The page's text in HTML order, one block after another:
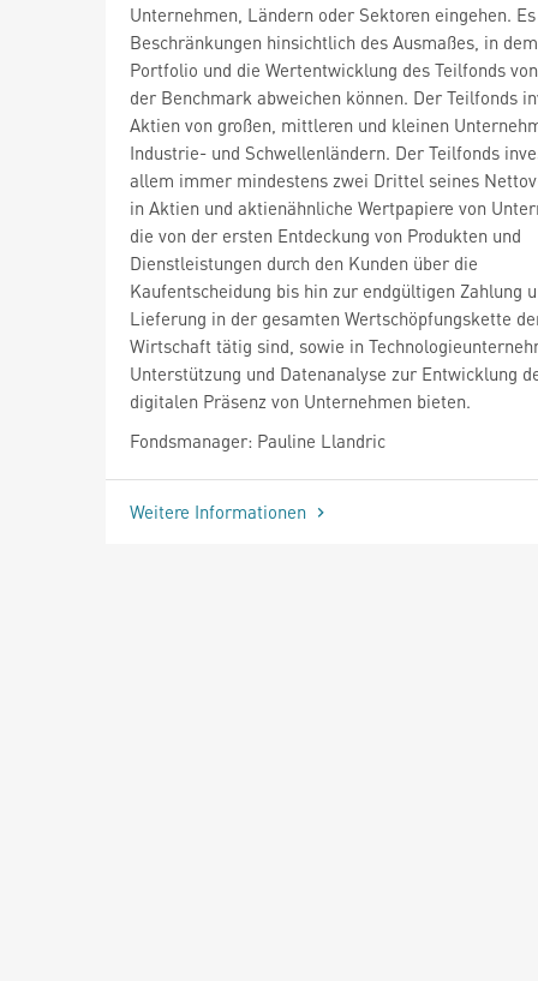
Unternehmen, Ländern oder Sektoren eingehen.
Beschränkungen hinsichtlich des Ausmaßes, in
Portfolio und die Wertentwicklung des Teilfonds
der Benchmark abweichen können. Der Teilfonds
Aktien von großen, mittleren und kleinen
Industrie- und Schwellenländern. Der Teilfonds
allem immer mindestens zwei Drittel seines
in Aktien und aktienähnliche Wertpapiere von
die von der ersten Entdeckung von Produkten und
Dienstleistungen durch den Kunden über die
Kaufentscheidung bis hin zur endgültigen Zahlung
Lieferung in der gesamten Wertschöpfungskette
Wirtschaft tätig sind, sowie in
Unterstützung und Datenanalyse zur Entwicklung
digitalen Präsenz von Unternehmen bieten.
Fondsmanager: Pauline Llandric
Weitere Informationen